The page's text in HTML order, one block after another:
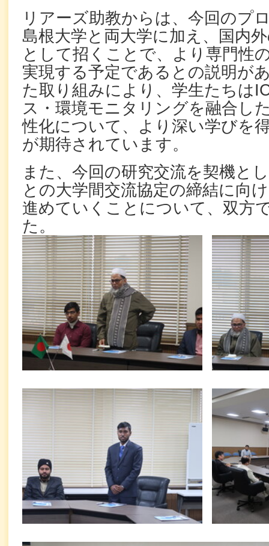
リアーズ助教からは、今回のプ
島根大学と両大学に加え、国内
として招くことで、より専門性
実現する予定であるとの説明が
た取り組みにより、学生たちは
ス・環境モニタリングを融合し
性化について、より深い学びを
が期待されています。
また、今回の研究交流を契機と
との大学間交流協定の締結に向
進めていくことについて、双方
た。